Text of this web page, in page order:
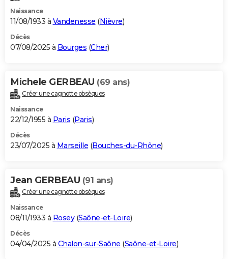
Naissance
11/08/1933 à Vandenesse (Nièvre)
Décès
07/08/2025 à Bourges (Cher)
Michele GERBEAU (69 ans)
Créer une cagnotte obsèques
Naissance
22/12/1955 à Paris (Paris)
Décès
23/07/2025 à Marseille (Bouches-du-Rhône)
Jean GERBEAU (91 ans)
Créer une cagnotte obsèques
Naissance
08/11/1933 à Rosey(Saône-et-Loire)
Décès
04/04/2025 à Chalon-sur-Saône (Saône-et-Loire)